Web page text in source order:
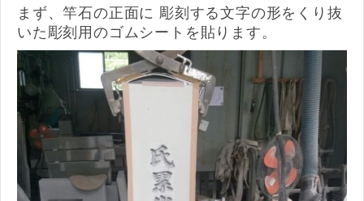
まず、竿石の正面に 彫刻する文字の形をくり抜
いた彫刻用のゴムシートを貼ります。